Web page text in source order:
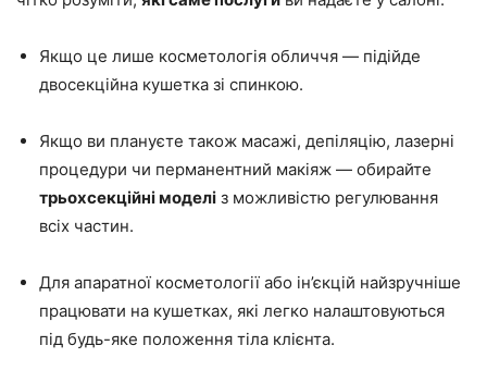
Якщо це лише косметологія обличчя — підійде
двосекційна кушетка зі спинкою.
Якщо ви плануєте також масажі, депіляцію, лазерні
процедури чи перманентний макіяж — обирайте
трьохсекційні моделі з можливістю регулювання
всіх частин.
Для апаратної косметології або ін’єкцій найзручніше
працювати на кушетках, які легко налаштовуються
під будь-яке положення тіла клієнта.